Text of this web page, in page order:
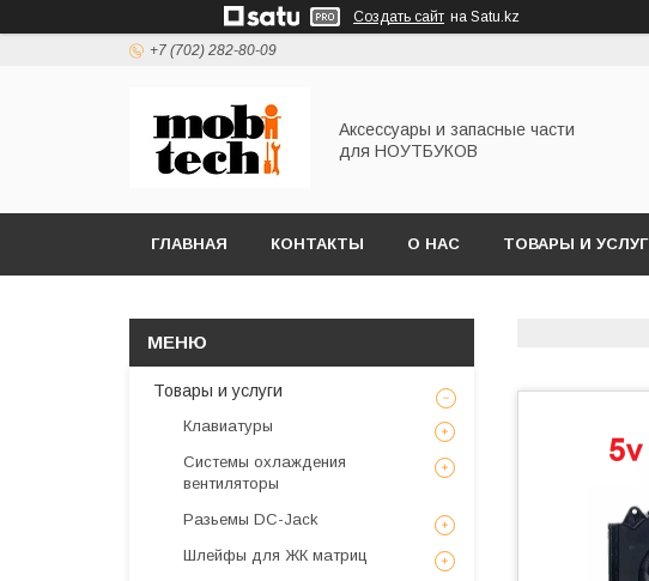
Создать сайт на Satu.kz
+7 (702) 282-80-09
Аксессуары и запасные части
для НОУТБУКОВ
ГЛАВНАЯ КОНТАКТЫ О НАС ТОВАРЫ И
Товары и услуги
Клавиатуры
Системы охлаждения
вентиляторы
Разьемы DC-Jack
Шлейфы для ЖК матриц